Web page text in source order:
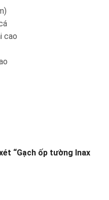
cao
“Gạch ốp tường Inax